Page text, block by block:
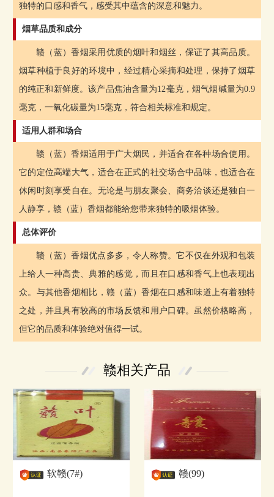
独特的口感和香气，感受其中蕴含的深意和魅力。
烟草品质和成分
赣（蓝）香烟采用优质的烟叶和烟丝，保证了其高品质。
烟草种植于良好的环境中，经过精心采摘和处理，保持了烟草
的纯正和新鲜度。该产品焦油含量为12毫克，烟气烟碱量为0.9
毫克，一氧化碳量为15毫克，符合相关标准和规定。
适用人群和场合
赣（蓝）香烟适用于广大烟民，并适合在各种场合使用。
它的定位高端大气，适合在正式的社交场合中品味，也适合在
休闲时刻享受自在。无论是与朋友聚会、商务洽谈还是独自一
人静享，赣（蓝）香烟都能给您带来独特的吸烟体验。
总体评价
赣（蓝）香烟优点多多，令人称赞。它不仅在外观和包装
上给人一种高贵、典雅的感觉，而且在口感和香气上也表现出
众。与其他香烟相比，赣（蓝）香烟在口感和味道上有着独特
之处，并且具有较高的市场反馈和用户口碑。虽然价格略高，
但它的品质和体验绝对值得一试。
赣相关产品
软赣(7#) 赣(99)